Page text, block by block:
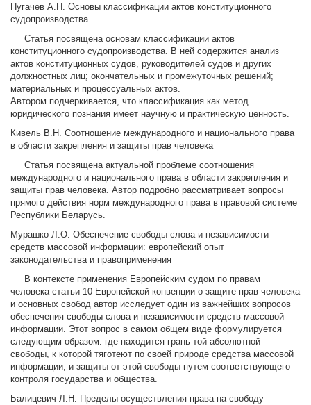
Пугачев А.Н. Основы классификации актов конституционного
судопроизводства
Статья посвящена основам классификации актов
конституционного судопроизводства. В ней содержится анализ
актов конституционных судов, руководителей судов и других
должностных лиц; окончательных и промежуточных решений;
материальных и процессуальных актов.
Автором подчеркивается, что классификация как метод
юридического познания имеет научную и практическую ценность.
Кивель В.Н. Соотношение международного и национального права
в области закрепления и защиты прав человека
Статья посвящена актуальной проблеме соотношения
международного и национального права в области закрепления и
защиты прав человека. Автор подробно рассматривает вопросы
прямого действия норм международного права в правовой системе
Республики Беларусь.
Мурашко Л.О. Обеспечение свободы слова и независимости
средств массовой информации: европейский опыт
законодательства и правоприменения
В контексте применения Европейским судом по правам
человека статьи 10 Европейской конвенции о защите прав человека
и основных свобод автор исследует один из важнейших вопросов
обеспечения свободы слова и независимости средств массовой
информации. Этот вопрос в самом общем виде формулируется
следующим образом: где находится грань той абсолютной
свободы, к которой тяготеют по своей природе средства массовой
информации, и защиты от этой свободы путем соответствующего
контроля государства и общества.
Балицевич Л.Н. Пределы осуществления права на свободу